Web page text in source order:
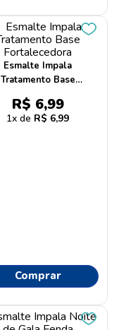
Esmalte Impala
Tratamento Base
Fortalecedora
R$ 6,99
1 R$ 6,99
Comprar